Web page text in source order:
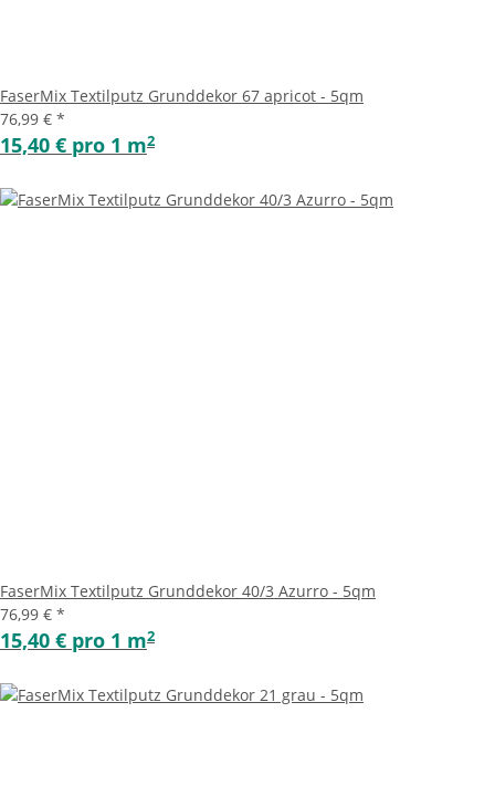
FaserMix Textilputz Grunddekor 67 apricot - 5qm
76,99 € *
15,40 € pro 1 m2
FaserMix Textilputz Grunddekor 40/3 Azurro - 5qm
76,99 € *
15,40 € pro 1 m2